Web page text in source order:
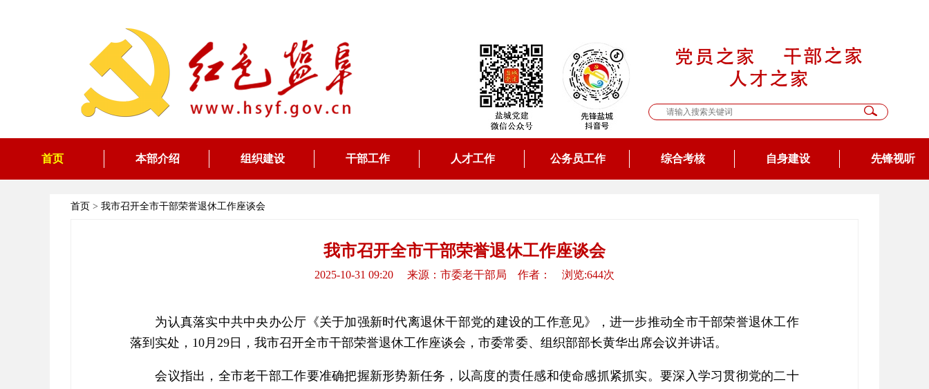
首页 本部介绍 组织建设 干部工作 人才工作 公务员工作 综合考核 自身建设 先锋视听
首页 > 我市召开全市干部荣誉退休工作座谈会
我市召开全市干部荣誉退休工作座谈会
2025-10-31 09:20 来源：市委老干部局 作者： 浏览:644次
为认真落实中共中央办公厅《关于加强新时代离退休干部党的建设的工作意见》，进一步推动全市干部荣誉退休工作
落到实处，10月29日，我市召开全市干部荣誉退休工作座谈会，市委常委、组织部部长黄华出席会议并讲话。
会议指出，全市老干部工作要准确把握新形势新任务，以高度的责任感和使命感抓紧抓实。要深入学习贯彻党的二十